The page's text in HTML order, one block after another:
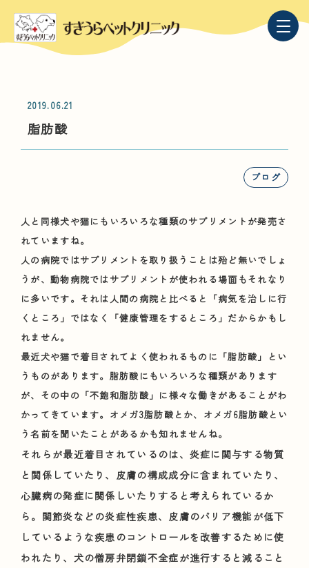
2019.06.21
脂肪酸
ブログ
人と同様犬や猫にもいろいろな種類のサプリメントが発売さ
れていますね。
人の病院ではサプリメントを取り扱うことは殆ど無いでしょ
うが、動物病院ではサプリメントが使われる場面もそれなり
に多いです。それは人間の病院と比べると「病気を治しに行
くところ」ではなく「健康管理をするところ」だからかもし
れません。
最近犬や猫で着目されてよく使われるものに「脂肪酸」とい
うものがあります。脂肪酸にもいろいろな種類があります
が、その中の「不飽和脂肪酸」に様々な働きがあることがわ
かってきています。オメガ3脂肪酸とか、オメガ6脂肪酸とい
う名前を聞いたことがあるかも知れませんね。
それらが最近着目されているのは、炎症に関与する物質
と関係していたり、皮膚の構成成分に含まれていたり、
心臓病の発症に関係しいたりすると考えられているか
ら。関節炎などの炎症性疾患、皮膚のバリア機能が低下
しているような疾患のコントロールを改善するために使
われたり、犬の僧房弁閉鎖不全症が進行すると減ること